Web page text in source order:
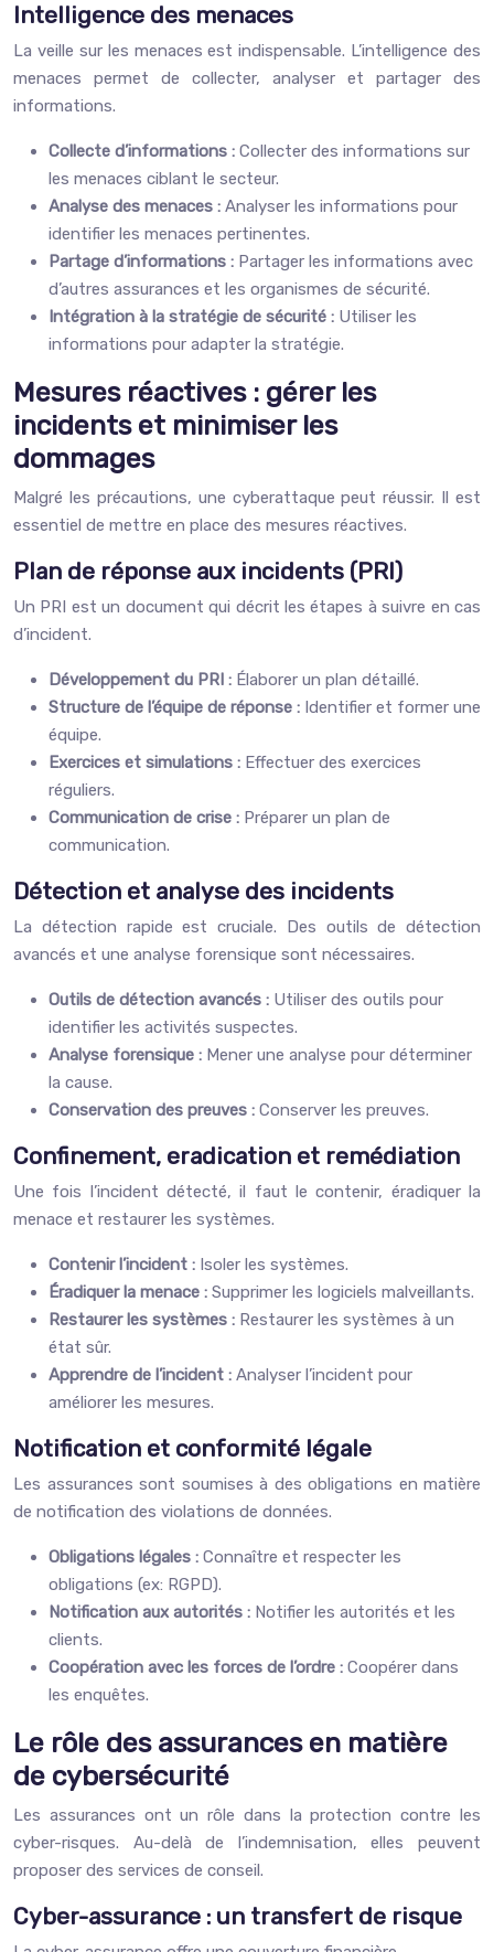
Intelligence des menaces
La veille sur les menaces est indispensable. L’intelligence des
menaces permet de collecter, analyser et partager des
informations.
Collecte d’informations : Collecter des informations sur
les menaces ciblant le secteur.
Analyse des menaces : Analyser les informations pour
identifier les menaces pertinentes.
Partage d’informations : Partager les informations avec
d’autres assurances et les organismes de sécurité.
Intégration à la stratégie de sécurité : Utiliser les
informations pour adapter la stratégie.
Mesures réactives : gérer les
incidents et minimiser les
dommages
Malgré les précautions, une cyberattaque peut réussir. Il est
essentiel de mettre en place des mesures réactives.
Plan de réponse aux incidents (PRI)
Un PRI est un document qui décrit les étapes à suivre en cas
d’incident.
Développement du PRI : Élaborer un plan détaillé.
Structure de l’équipe de réponse : Identifier et former une
équipe.
Exercices et simulations : Effectuer des exercices
réguliers.
Communication de crise : Préparer un plan de
communication.
Détection et analyse des incidents
La détection rapide est cruciale. Des outils de détection
avancés et une analyse forensique sont nécessaires.
Outils de détection avancés : Utiliser des outils pour
identifier les activités suspectes.
Analyse forensique : Mener une analyse pour déterminer
la cause.
Conservation des preuves : Conserver les preuves.
Confinement, eradication et remédiation
Une fois l’incident détecté, il faut le contenir, éradiquer la
menace et restaurer les systèmes.
Contenir l’incident : Isoler les systèmes.
Éradiquer la menace : Supprimer les logiciels malveillants.
Restaurer les systèmes : Restaurer les systèmes à un
état sûr.
Apprendre de l’incident : Analyser l’incident pour
améliorer les mesures.
Notification et conformité légale
Les assurances sont soumises à des obligations en matière
de notification des violations de données.
Obligations légales : Connaître et respecter les
obligations (ex: RGPD).
Notification aux autorités : Notifier les autorités et les
clients.
Coopération avec les forces de l’ordre : Coopérer dans
les enquêtes.
Le rôle des assurances en matière
de cybersécurité
Les assurances ont un rôle dans la protection contre les
cyber-risques. Au-delà de l’indemnisation, elles peuvent
proposer des services de conseil.
Cyber-assurance : un transfert de risque